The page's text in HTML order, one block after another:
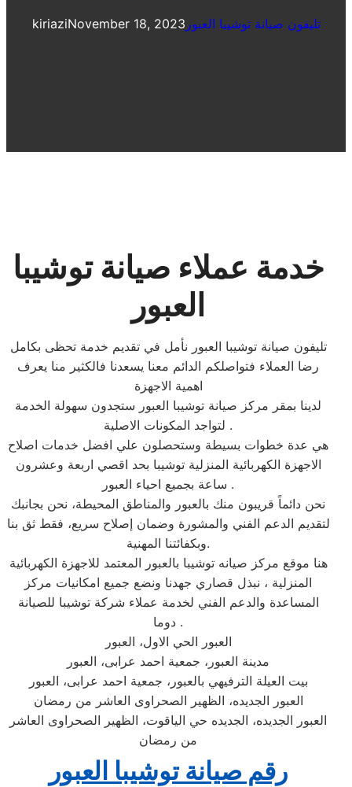
kiriaziNovember 18, 2023 تليفون صيانة توشيبا العبور
خدمة عملاء صيانة توشيبا
العبور
تليفون صيانة توشيبا العبور نأمل في تقديم خدمة تحظى بكامل
رضا العملاء فتواصلكم الدائم معنا يسعدنا فالكثير منا يعرف
اهمية الاجهزة
لدينا بمقر مركز صيانة توشيبا العبور ستجدون سهولة الخدمة
لتواجد المكونات الاصلية .
هي عدة خطوات بسيطة وستحصلون علي افضل خدمات اصلاح
الاجهزة الكهربائية المنزلية توشيبا بحد اقصي اربعة وعشرون
ساعة بجميع احياء العبور .
نحن دائماً قريبون منك بالعبور والمناطق المحيطة، نحن بجانبك
لتقديم الدعم الفني والمشورة وضمان إصلاح سريع، فقط ثق بنا
وبكفائتنا المهنية.
هنا موقع مركز صيانه توشيبا بالعبور المعتمد للاجهزة الكهربائية
المنزلية ، نبذل قصاري جهدنا ونضع جميع امكانيات مركز
المساعدة والدعم الفني لخدمة عملاء شركة توشيبا للصيانة
دوما .
العبور الحي الاول، العبور
مدينة العبور، جمعية احمد عرابى، العبور
بيت العيلة الترفيهي بالعبور، جمعية احمد عرابى، العبور
العبور الجديده، الظهير الصحراوى العاشر من رمضان
العبور الجديده، الجديده حي الياقوت، الظهير الصحراوى العاشر
من رمضان
رقم صيانة توشيبا العبور